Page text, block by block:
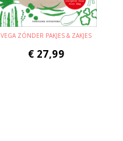
VEGA ZÓNDER PAKJES & ZAKJES
€ 27,99